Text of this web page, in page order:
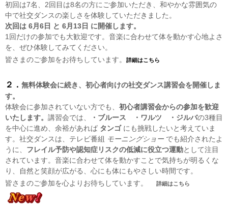
初回は7名、2回目は8名の方にご参加いただき、和やかな雰囲気の
1回だけの参加でも大歓迎です。音楽に合わせて体を動かす心地よさ
を、ぜひ体験してみてください。
皆さまのご参加をお待ちしています。
詳細はこちら
２． 無料体験会に続き、初心者向けの社交ダンス講習会を開催しま
す。
体験会に参加されていない方でも、 初心者講習会からの参加を歓迎
いたします。 講習会では、 ・ブルース　・ ワルツ　・ ジルバの3種目
を中心に進め、余裕があれば タンゴ にも挑戦したいと考えていま
す。 社交ダンスは、テレビ番組 モーニングショー でも紹介されたよ
うに、 フレイル予防や認知症リスクの低減に役立つ運動として注目
されています。音楽に合わせて体を動かすことで気持ちが明るくな
皆さまのご参加を心よりお待ちしています。
詳細はこちら